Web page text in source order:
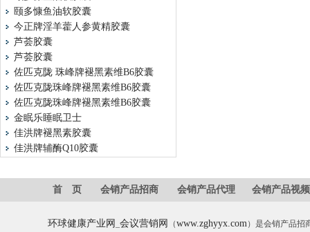
颐多慷鱼油软胶囊
今正牌淫羊藿人参黄精胶囊
芦荟胶囊
芦荟胶囊
佐匹克陇 珠峰牌褪黑素维B6胶囊
佐匹克陇珠峰牌褪黑素维B6胶囊
佐匹克陇珠峰牌褪黑素维B6胶囊
金眠乐睡眠卫士
佳洪牌褪黑素胶囊
佳洪牌辅酶Q10胶囊
首 页 会销产品招商 会销产品代理 会销产品视频
环球健康产业网 会议营销网 （www.zghyyx.com）是会销产品招